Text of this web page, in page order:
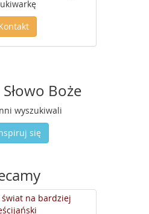
Boże
wyszukiwali
się